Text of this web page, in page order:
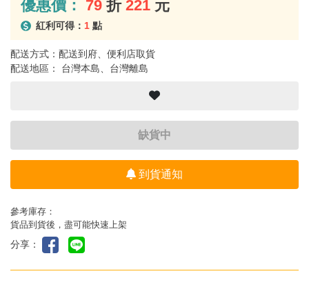
優惠價： 79 折 221 元
紅利可得： 1 點
配送方式：配送到府、便利店取貨
配送地區： 台灣本島、台灣離島
缺貨中
到貨通知
參考庫存：
貨品到貨後，盡可能快速上架
分享：